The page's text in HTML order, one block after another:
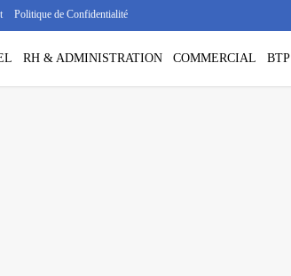
Politique de Confidentialité
RH & ADMINISTRATION COMMERCIAL BTP